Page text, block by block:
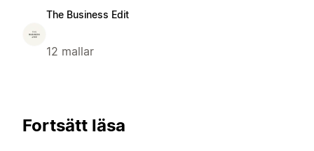
The Business Edit
12 mallar
Fortsätt läsa